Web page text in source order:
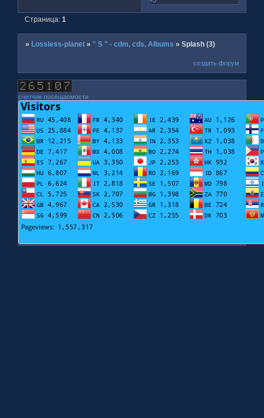
Страница:1
» Lossless-planet » " S " - cdm, cds, Albums »Splash (3)
создать форум
счетчик посещаемости